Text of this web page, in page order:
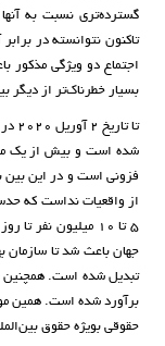
گسترده‌تری نسبت به
تاکنون نتوانسته در
اجتماع دو ویژگی
بسیار خطرناک‌تر از دیگر
تا
شده است و بیش از یک
فزونی است و در این بین
از واقعیات نداست که
جهان باعث شد تا سازمان
تبدیل شده است. همچنین
برآورد شده است. همین
حقوقی بویژه حقوق